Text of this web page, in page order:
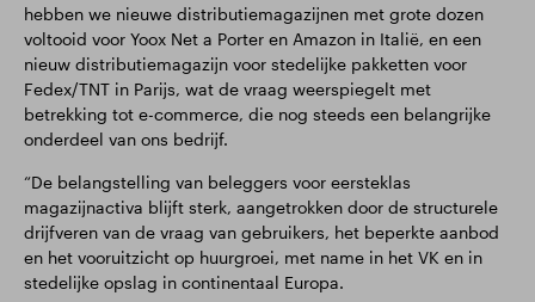
hebben we nieuwe distributiemagazijnen met grote dozen
voltooid voor Yoox Net a Porter en Amazon in Italië, en een
nieuw distributiemagazijn voor stedelijke pakketten voor
Fedex/TNT in Parijs, wat de vraag weerspiegelt met
betrekking tot e-commerce, die nog steeds een belangrijke
onderdeel van ons bedrijf.
“De belangstelling van beleggers voor eersteklas
magazijnactiva blijft sterk, aangetrokken door de structurele
drijfveren van de vraag van gebruikers, het beperkte aanbod
en het vooruitzicht op huurgroei, met name in het VK en in
stedelijke opslag in continentaal Europa.